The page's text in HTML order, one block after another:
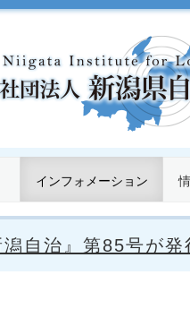
インフォメーション
潟自治』第85号が発